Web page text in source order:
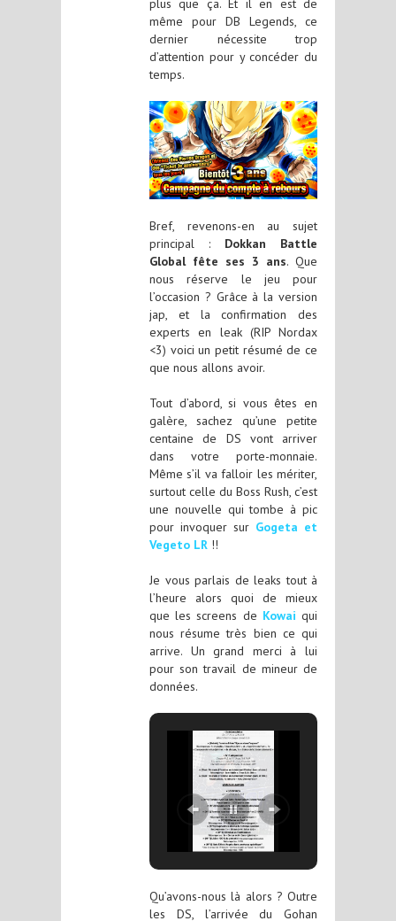
plus que ça. Et il en est de
même pour DB Legends, ce
dernier nécessite trop
d’attention pour y concéder du
temps.
Bref, revenons-en au sujet
principal : Dokkan Battle
Global fête ses 3 ans. Que
nous réserve le jeu pour
l’occasion ? Grâce à la version
jap, et la confirmation des
experts en leak (RIP Nordax
<3) voici un petit résumé de ce
que nous allons avoir.
Tout d’abord, si vous êtes en
galère, sachez qu’une petite
centaine de DS vont arriver
dans votre porte-monnaie.
Même s’il va falloir les mériter,
surtout celle du Boss Rush, c’est
une nouvelle qui tombe à pic
pour invoquer sur Gogeta et
Vegeto LR !!
Je vous parlais de leaks tout à
l’heure alors quoi de mieux
que les screens de Kowai qui
nous résume très bien ce qui
arrive. Un grand merci à lui
pour son travail de mineur de
données.
Qu’avons-nous là alors ? Outre
les DS, l’arrivée du Gohan